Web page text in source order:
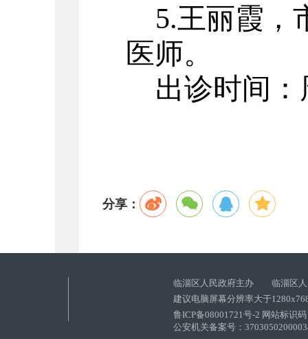
5.王丽霞，
医师。
出诊时间：
分享：
临淄区人民政府主办 临淄区人
建议电脑屏幕分辨率大于
鲁ICP备08001721号-2 网站标识
公安机关备案号：